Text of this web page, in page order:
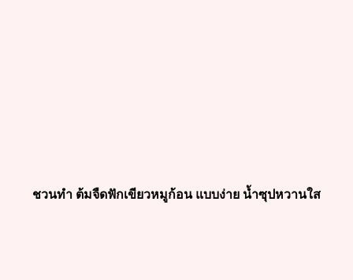
ชวนทำ ต้มจืดฟักเขียวหมูก้อน แบบง่าย น้ำซุปหวานใส